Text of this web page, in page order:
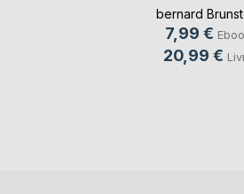
bernard
7,99 €
20,99 €